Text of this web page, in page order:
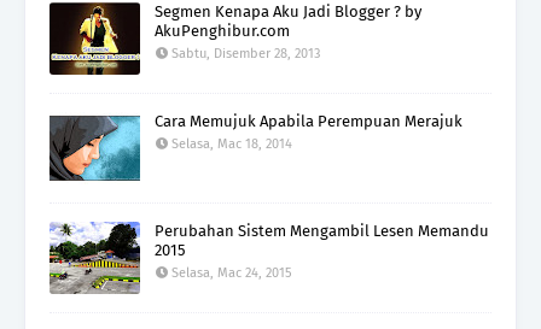
Segmen Kenapa Aku Jadi Blogger ? by
AkuPenghibur.com
Sabtu, Disember 28, 2013
Cara Memujuk Apabila Perempuan Merajuk
Selasa, Mac 18, 2014
Perubahan Sistem Mengambil Lesen Memandu
2015
Selasa, Mac 24, 2015